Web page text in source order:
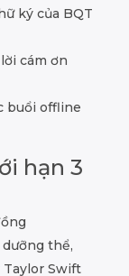
ký của BQT
cám ơn
buổi offline
hạn 3
thể,
Swift